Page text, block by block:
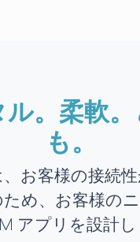
ル。柔軟
も。
お客様の接続
め、お客様の
アプリを設計し